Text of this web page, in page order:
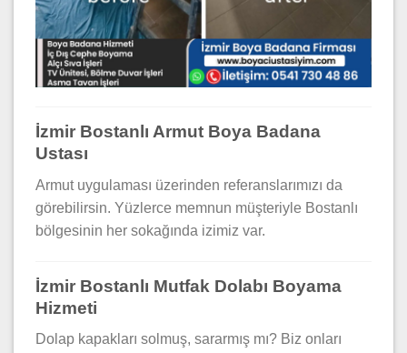
İzmir Bostanlı Armut Boya Badana
Ustası
Armut uygulaması üzerinden referanslarımızı da
görebilirsin. Yüzlerce memnun müşteriyle Bostanlı
bölgesinin her sokağında izimiz var.
İzmir Bostanlı Mutfak Dolabı Boyama
Hizmeti
Dolap kapakları solmuş, sararmış mı? Biz onları